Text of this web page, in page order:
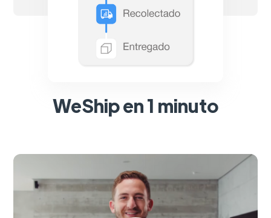
WeShip en 1 minuto